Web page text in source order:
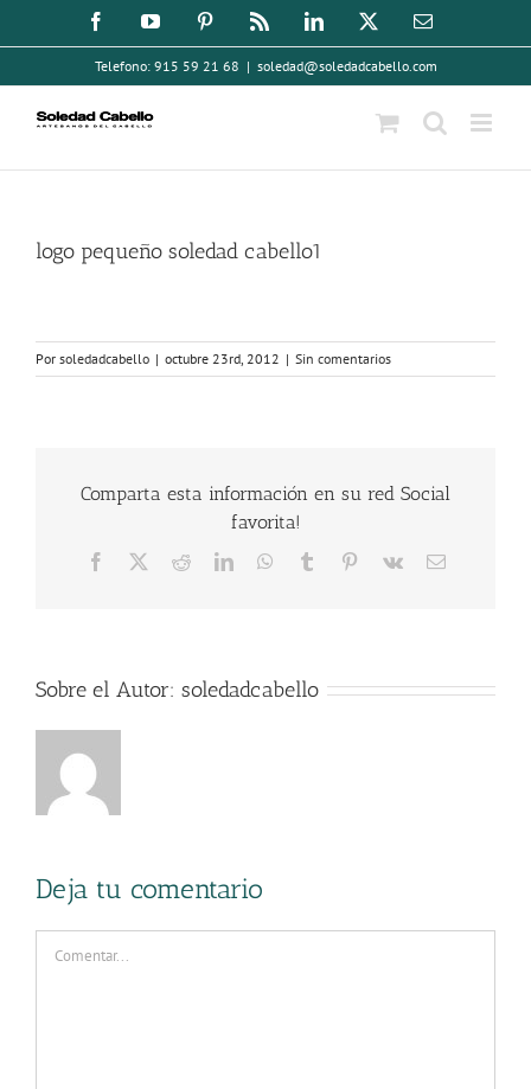
al
contenido
FacebookYouTube Pinterest LinkedIn
Correo
Telefono: 915 59 21 68 | soledad@soledadcabello.com
logo pequeño soledad cabello1
Por soledadcabello | octubre 23rd, 2012 | Sin comentarios
Comparta esta información en su red Social
favorita!
Facebook RedditLinkedInWhatsApp
Tumblr Pinterest
Vk
Correo
Sobre el Autor: soledadcabello
Deja tu comentario
Comentar